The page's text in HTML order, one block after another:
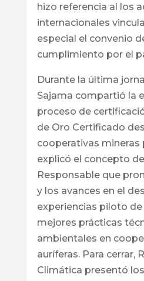
hizo referencia al los
internacionales
especial el convenio
cumplimiento por el
Durante la última
Sajama compartió la
proceso de
de Oro Certificado
cooperativas mineras
explicó el concepto
Responsable que
y los avances en el
experiencias piloto
mejores prácticas
ambientales en
auríferas. Para cerrar,
Climática presentó